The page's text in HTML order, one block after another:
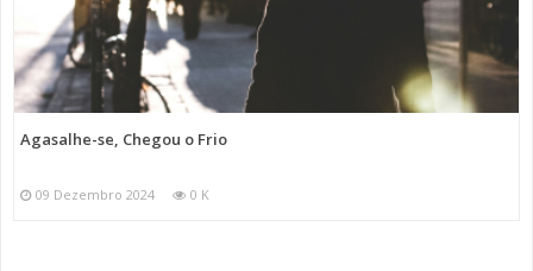
Agasalhe-se, Chegou o Frio
09 Dezembro 2024 0 K